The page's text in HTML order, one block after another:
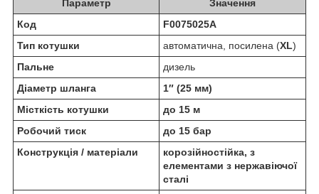
Параметр
Значення
Код
F0075025A
Тип котушки
автоматична, посилена (XL)
Пальне
дизель
Діаметр шланга
1″ (25 мм)
Місткість котушки
до 15 м
Робочий тиск
до 15 бар
Конструкція / матеріали
корозійностійка, з
елементами з нержавіючої
сталі